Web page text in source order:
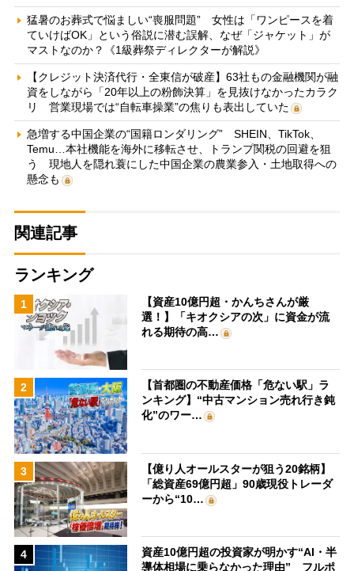
猛暑のお葬式で悩ましい“喪服問題” 女性は「ワンピースを着
ていけばOK」という俗説に潜む誤解、なぜ「ジャケット」が
マストなのか？《1級葬祭ディレクターが解説》
【クレジット決済代行・全東信が破産】63社もの金融機関が融
資をしながら「20年以上の粉飾決算」を見抜けなかったカラク
リ 営業現場では“自転車操業”の焦りも表出していた
急増する中国企業の“国籍ロンダリング” SHEIN、TikTok、
Temu…本社機能を海外に移転させ、トランプ関税の回避を狙
う 現地人を隠れ蓑にした中国企業の農業参入・土地取得への
懸念も
関連記事
ランキング
1
【資産10億円超・かんちさんが厳
選！】「キオクシアの次」に資金が流
れる期待の高…
2
【首都圏の不動産価格「危ない駅」ラ
ンキング】“中古マンション売れ行き鈍
化”のワー…
3
【億り人オールスターが狙う20銘柄】
「総資産69億円超」90歳現役トレーダ
ーから“10…
4
資産10億円超の投資家が明かす“AI・半
導体相場に乗らなかった理由” フルポ